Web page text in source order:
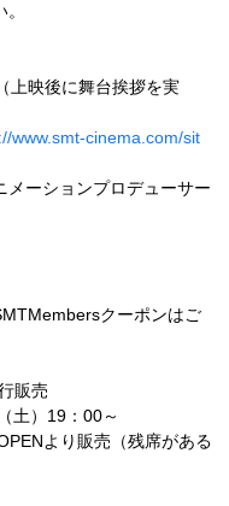
上映後に舞台挨拶を実
www.smt-cinema.com/sit
メーションプロデューサー
クーポンはご
販売
土）19：00～
より販売（残席がある